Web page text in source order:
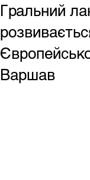
Гральний
Варшав